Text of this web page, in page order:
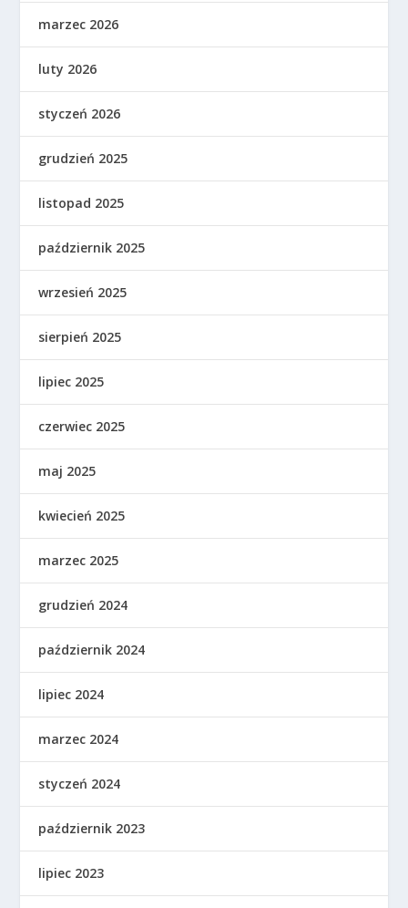
marzec 2026
luty 2026
styczeń 2026
grudzień 2025
listopad 2025
październik 2025
wrzesień 2025
sierpień 2025
lipiec 2025
czerwiec 2025
maj 2025
kwiecień 2025
marzec 2025
grudzień 2024
październik 2024
lipiec 2024
marzec 2024
styczeń 2024
październik 2023
lipiec 2023